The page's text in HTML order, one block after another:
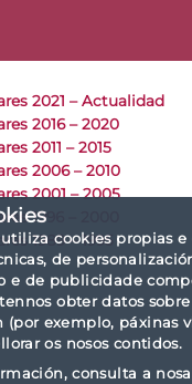
cookies propias e
de
e de publicidade
obter datos
(por exemplo, páxinas
os nosos contidos.
consulta a nosa
2021 – Actualidad
2016 – 2020
2011 – 2015
2006 – 2010
2001 – 2005
1996 – 2000
1989 – 1995